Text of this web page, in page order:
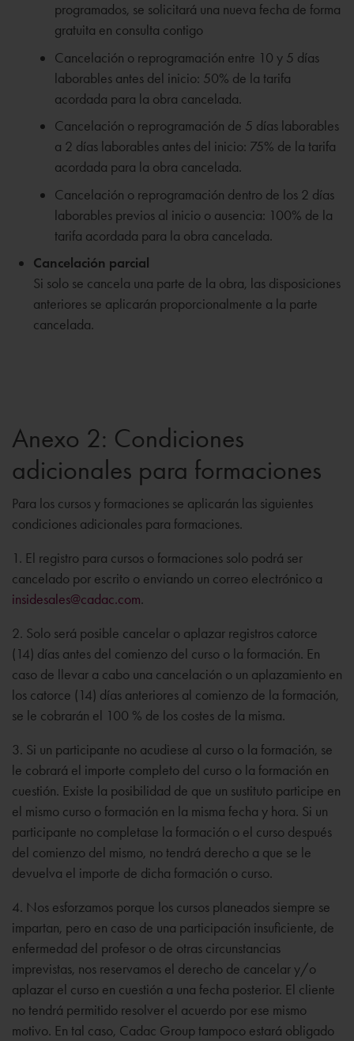
programados, se solicitará una nueva fecha de forma
gratuita en consulta contigo
Cancelación o reprogramación entre 10 y 5 días
laborables antes del inicio: 50% de la tarifa
acordada para la obra cancelada.
Cancelación o reprogramación de 5 días laborables
a 2 días laborables antes del inicio: 75% de la tarifa
acordada para la obra cancelada.
Cancelación o reprogramación dentro de los 2 días
laborables previos al inicio o ausencia: 100% de la
tarifa acordada para la obra cancelada.
Cancelación parcial
Si solo se cancela una parte de la obra, las disposiciones
anteriores se aplicarán proporcionalmente a la parte
cancelada.
Anexo 2: Condiciones
adicionales para formaciones
Para los cursos y formaciones se aplicarán las siguientes
condiciones adicionales para formaciones.
1. El registro para cursos o formaciones solo podrá ser
cancelado por escrito o enviando un correo electrónico a
insidesales@cadac.com.
2. Solo será posible cancelar o aplazar registros catorce
(14) días antes del comienzo del curso o la formación. En
caso de llevar a cabo una cancelación o un aplazamiento en
los catorce (14) días anteriores al comienzo de la formación,
se le cobrarán el 100 % de los costes de la misma.
3. Si un participante no acudiese al curso o la formación, se
le cobrará el importe completo del curso o la formación en
cuestión. Existe la posibilidad de que un sustituto participe en
el mismo curso o formación en la misma fecha y hora. Si un
participante no completase la formación o el curso después
del comienzo del mismo, no tendrá derecho a que se le
devuelva el importe de dicha formación o curso.
4. Nos esforzamos porque los cursos planeados siempre se
impartan, pero en caso de una participación insuficiente, de
enfermedad del profesor o de otras circunstancias
imprevistas, nos reservamos el derecho de cancelar y/o
aplazar el curso en cuestión a una fecha posterior. El cliente
no tendrá permitido resolver el acuerdo por ese mismo
motivo. En tal caso, Cadac Group tampoco estará obligado